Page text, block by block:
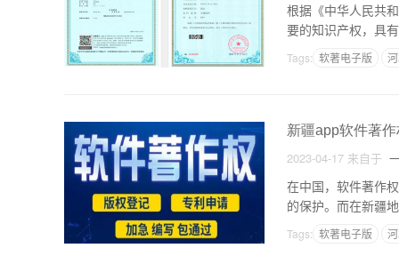
根据《中华人民共
要的知识产权，具
权的登记制度。本
Tags: 软著电子版
新疆app软件著
2023-04-17 来自于
在中国，软件著作
的保护。而在新疆
重要。那么，在新
Tags: 软著电子版